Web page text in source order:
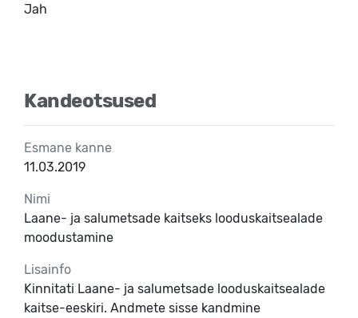
Jah
Kandeotsused
Esmane kanne
11.03.2019
Nimi
Laane- ja salumetsade kaitseks looduskaitsealade
moodustamine
Lisainfo
Kinnitati Laane- ja salumetsade looduskaitsealade
kaitse-eeskiri. Andmete sisse kandmine